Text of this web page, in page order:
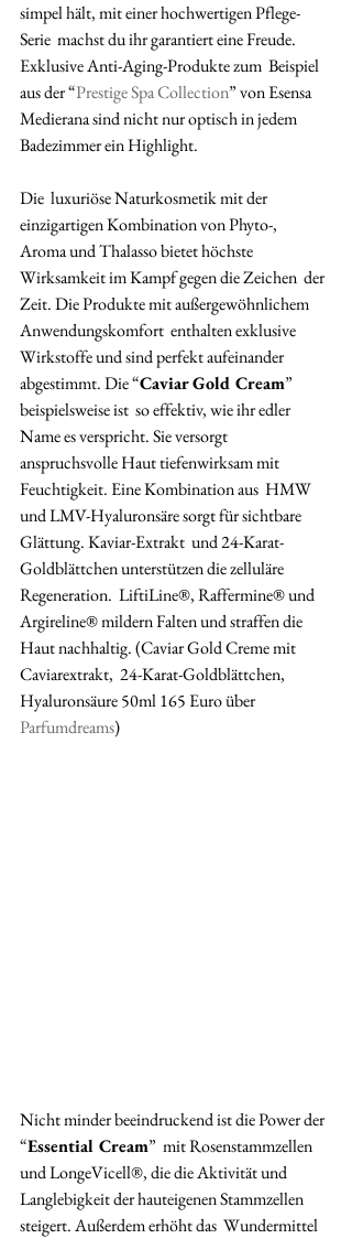
simpel hält, mit einer hochwertigen Pflege-
Serie  machst du ihr garantiert eine Freude.
Exklusive Anti-Aging-Produkte zum  Beispiel
aus der “Prestige Spa Collection” von Esensa
Medierana sind nicht nur optisch in jedem
Badezimmer ein Highlight.
Die  luxuriöse Naturkosmetik mit der
einzigartigen Kombination von Phyto-,
Aroma und Thalasso bietet höchste
Wirksamkeit im Kampf gegen die Zeichen  der
Zeit. Die Produkte mit außergewöhnlichem
Anwendungskomfort  enthalten exklusive
Wirkstoffe und sind perfekt aufeinander
abgestimmt. Die “Caviar Gold Cream”
beispielsweise ist  so effektiv, wie ihr edler
Name es verspricht. Sie versorgt
anspruchsvolle Haut tiefenwirksam mit
Feuchtigkeit. Eine Kombination aus  HMW
und LMV-Hyaluronsäre sorgt für sichtbare
Glättung. Kaviar-Extrakt  und 24-Karat-
Goldblättchen unterstützen die zelluläre
Regeneration.  LiftiLine®, Raffermine® und
Argireline® mildern Falten und straffen die
Haut nachhaltig. (Caviar Gold Creme mit
Caviarextrakt,  24-Karat-Goldblättchen,
Hyaluronsäure 50ml 165 Euro über
Parfumdreams)
Nicht minder beeindruckend ist die Power der
“Essential Cream”  mit Rosenstammzellen
und LongeVicell®, die die Aktivität und
Langlebigkeit der hauteigenen Stammzellen
steigert. Außerdem erhöht das  Wundermittel